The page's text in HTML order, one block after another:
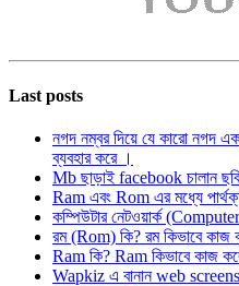
Last posts
নগদ নম্বর দিয়ে যে কারো নগদ
ব্যবহার করে ।
Mb ছাড়াই facebook চালান
Ram এবং Rom এর মধ্যে
কম্পিউটার নেটওয়ার্ক
রম (Rom) কি? রম কিভাবে কাজ
Ram কি? Ram কিভাবে কাজ
Wapkiz এ বানান web